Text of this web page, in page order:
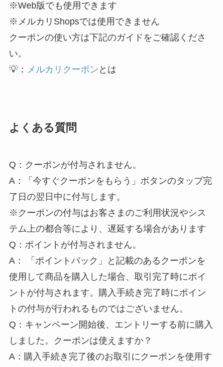
※Web版でも使用できます
※メルカリShopsでは使用できません
クーポンの使い方は下記のガイドをご確認くださ
い。
💡： メルカリクーポン とは
よくある質問
Q：クーポンが付与されません。
A：「今すぐクーポンをもらう」ボタンのタップ完
了日の翌日中に付与します。
※クーポンの付与はお客さまのご利用状況やシス
テム上の都合等により、遅延する場合があります
Q：ポイントが付与されません。
A： 「ポイントバック」と記載のあるクーポンを
使用して商品を購入した場合、取引完了時にポイ
ントが付与されます。購入手続き完了時にポイン
トの付与が行われるものではございません。
Q：キャンペーン開始後、エントリーする前に購入
しました。クーポンは使えますか？
A：購入手続き完了後のお取引にクーポンを使用す